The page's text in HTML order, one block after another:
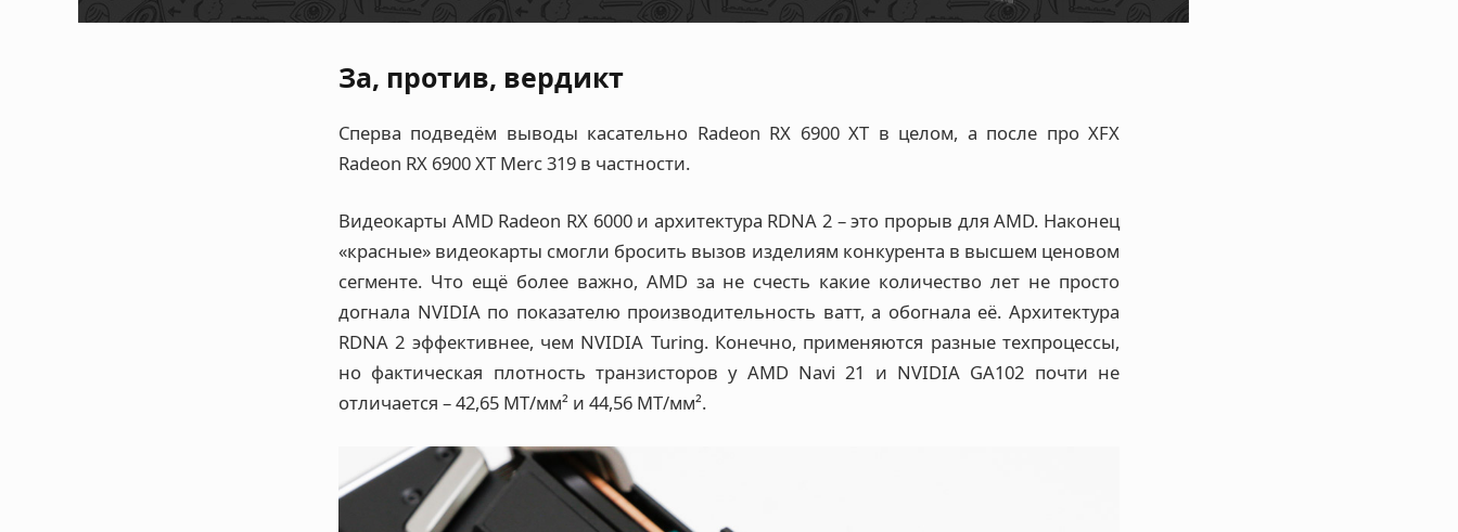
За, против, вердикт
Сперва подведём выводы касательно Radeon RX 6900 XT в целом, а после про XFX
Radeon RX 6900 XT Merc 319 в частности.
Видеокарты AMD Radeon RX 6000 и архитектура RDNA 2 – это прорыв для AMD. Наконец
«красные» видеокарты смогли бросить вызов изделиям конкурента в высшем ценовом
сегменте. Что ещё более важно, AMD за не счесть какие количество лет не просто
догнала NVIDIA по показателю производительность ватт, а обогнала её. Архитектура
RDNA 2 эффективнее, чем NVIDIA Turing. Конечно, применяются разные техпроцессы,
но фактическая плотность транзисторов у AMD Navi 21 и NVIDIA GA102 почти не
отличается – 42,65 MT/мм² и 44,56 MT/мм².